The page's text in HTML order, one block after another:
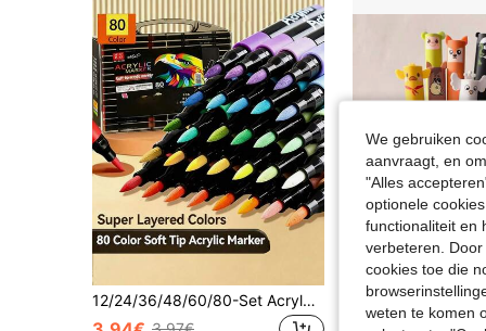
12/24/36/48/60/80-Set Acrylmarkers, Gelpennen, Kunstkleurpennen, Terug naar school, DIY Planner Pen Set, Tekenset, Studiebenodigdheden, Terug naar school
23 over
We gebruiken
aanvraagt, en
"Alles
optionele
functionaliteit en
verbeteren.
cookies toe die
weten te komen